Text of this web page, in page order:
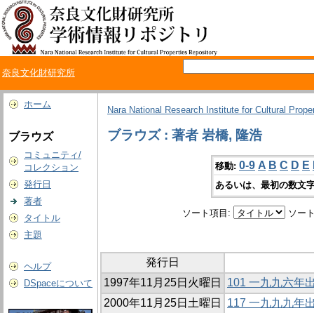
奈良文化財研究所
ホーム
ブラウズ
コミュニティ/
コレクション
発行日
著者
タイトル
主題
ヘルプ
DSpaceについて
Nara National Research Institute for Cultural
ブラウズ : 著者 岩橋, 隆浩
移動: 0-9 A B C D E
あるいは、最初の数文
ソート項目: ソー
発行日
1997年11月25日火曜日
101 一九九六年
2000年11月25日土曜日
117 一九九九年